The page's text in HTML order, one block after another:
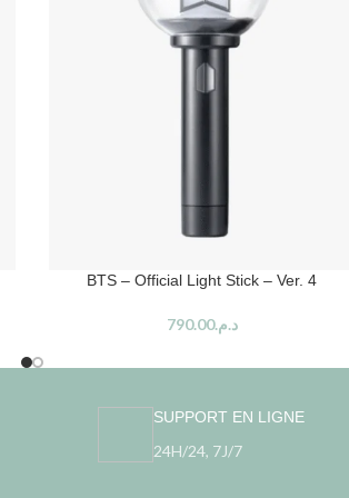
BTS – Official Light Stick – Ver. 4
د.م.790.00
SUPPORT EN LIGNE
24H/24, 7J/7